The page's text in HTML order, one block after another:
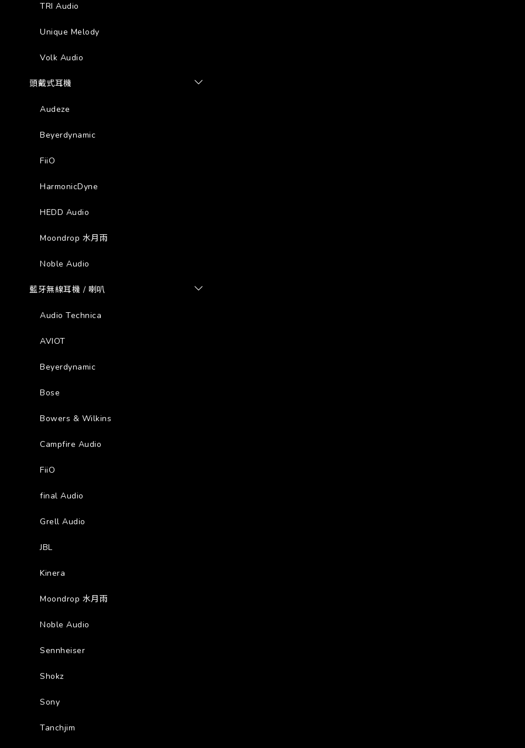
TRI Audio
Unique Melody
Volk Audio
頭戴式耳機
Audeze
Beyerdynamic
FiiO
HarmonicDyne
HEDD Audio
Moondrop 水月雨
Noble Audio
藍牙無線耳機 / 喇叭
Audio Technica
AVIOT
Beyerdynamic
Bose
Bowers & Wilkins
Campfire Audio
FiiO
final Audio
Grell Audio
JBL
Kinera
Moondrop 水月雨
Noble Audio
Sennheiser
Shokz
Sony
Tanchjim